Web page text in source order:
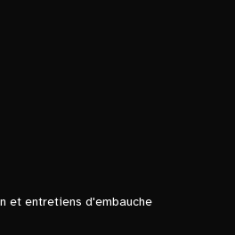
et entretiens d'embauche